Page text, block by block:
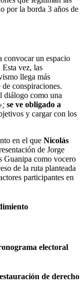
por la borda 3 años de
convocar un espacio
vez, las
llega más
conspiraciones.
diálogo como una
se ve obligado a
y cargar con los
en el que Nicolás
de Jorge
Guanipa como vocero
de la ruta planteada
participantes en
electoral
de derecho